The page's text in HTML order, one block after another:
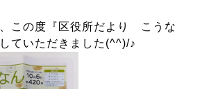
この度『区役所だより こうな
ていただきました(^^)/♪